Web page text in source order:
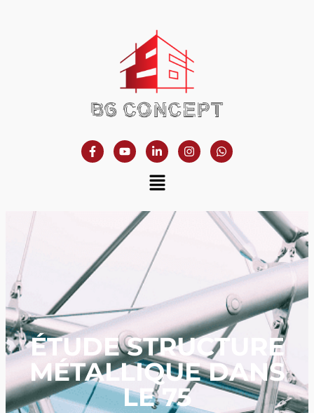
ÉTUDE STRUCTURE
MÉTALLIQUE DANS
LE 75